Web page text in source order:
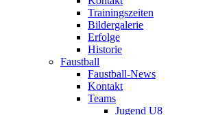
Trainingszeiten
Bildergalerie
Erfolge
Historie
Faustball
Faustball-News
Kontakt
Teams
Jugend U8